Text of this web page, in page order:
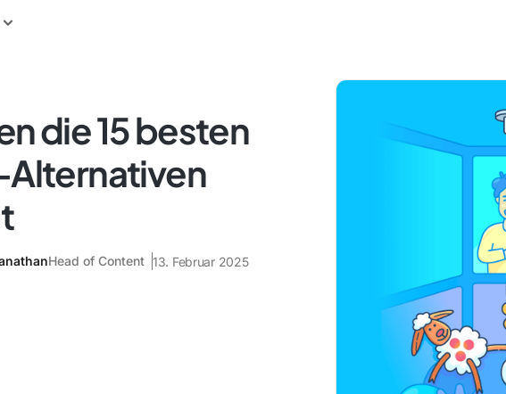
die 15 besten
Head of Content 13. Februar 2025